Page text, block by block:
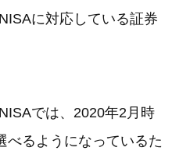
に対応している証券
では、2020年2月時
べるようになっているた